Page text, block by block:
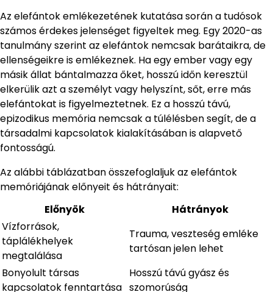
Az elefántok emlékezetének kutatása során a tudósok
számos érdekes jelenséget figyeltek meg. Egy 2020-as
tanulmány szerint az elefántok nemcsak barátaikra, de
ellenségeikre is emlékeznek. Ha egy ember vagy egy
másik állat bántalmazza őket, hosszú időn keresztül
elkerülik azt a személyt vagy helyszínt, sőt, erre más
elefántokat is figyelmeztetnek. Ez a hosszú távú,
epizodikus memória nemcsak a túlélésben segít, de a
társadalmi kapcsolatok kialakításában is alapvető
fontosságú.
Az alábbi táblázatban összefoglaljuk az elefántok
memóriájának előnyeit és hátrányait:
Előnyök
Hátrányok
Vízforrások,
táplálékhelyek
megtalálása
Trauma, veszteség emléke
tartósan jelen lehet
Bonyolult társas
kapcsolatok fenntartása
Hosszú távú gyász és
szomorúság